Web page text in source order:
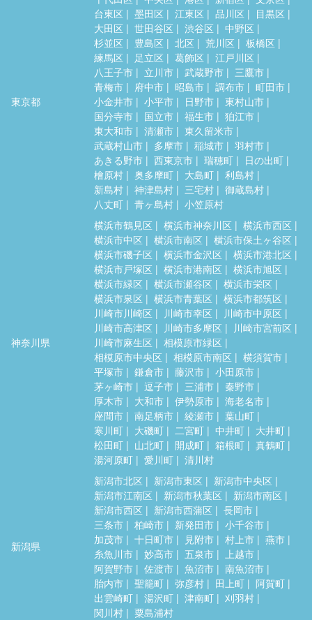
東京都
台東区
墨田区 江東区 品川区
目黒区
大田区
世田谷区 渋谷区
中野区
杉並区
豊島区 北区 荒川区
板橋区
練馬区
足立区 葛飾区
江戸川区
八王子市
立川市 武蔵野市
三鷹市
青梅市
府中市 昭島市 調布市
町田市
小金井市
小平市 日野市
東村山市
国分寺市
国立市 福生市
狛江市
東大和市
清瀬市
東久留米市
武蔵村山市
多摩市 稲城市
羽村市
あきる野市
西東京市 瑞穂町
日の出町
檜原村
奥多摩町 大島町
利島村
新島村
神津島村 三宅村
御蔵島村
八丈町
青ヶ島村 小笠原村
神奈川県
横浜市鶴見区 横浜市神奈川区
横浜市西区
横浜市中区
横浜市南区
横浜市保土ヶ谷区
横浜市磯子区
横浜市金沢区
横浜市港北区
横浜市戸塚区
横浜市港南区
横浜市旭区
横浜市緑区
横浜市瀬谷区
横浜市栄区
横浜市泉区
横浜市青葉区
横浜市都筑区
川崎市川崎区
川崎市幸区
川崎市中原区
川崎市高津区
川崎市多摩区
川崎市宮前区
川崎市麻生区
相模原市緑区
相模原市中央区
相模原市南区
横須賀市
平塚市
鎌倉市 藤沢市
小田原市
茅ヶ崎市
逗子市 三浦市
秦野市
厚木市
大和市 伊勢原市
海老名市
座間市
南足柄市 綾瀬市
葉山町
寒川町
大磯町 二宮町 中井町
大井町
松田町
山北町 開成町 箱根町
真鶴町
湯河原町
愛川町 清川村
新潟県
新潟市北区 新潟市東区
新潟市中央区
新潟市江南区
新潟市秋葉区
新潟市南区
新潟市西区
新潟市西蒲区
長岡市
三条市
柏崎市 新発田市
小千谷市
加茂市
十日町市 見附市 村上市
燕市
糸魚川市
妙高市 五泉市
上越市
阿賀野市
佐渡市 魚沼市
南魚沼市
胎内市
聖籠町 弥彦村 田上町
阿賀町
出雲崎町
湯沢町 津南町
刈羽村
関川村
粟島浦村